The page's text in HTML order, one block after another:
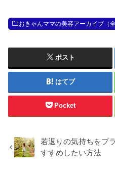
おきゃんママの美容アーカイブ（全
ポスト
はてブ
Pocket
若返りの気持ちをプ
すすめしたい方法